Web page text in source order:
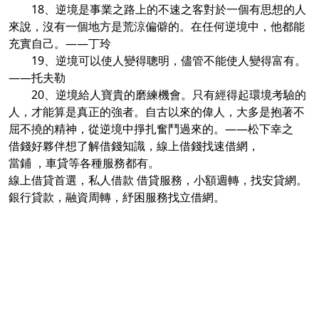
18、逆境是事業之路上的不速之客對於一個有思想的人
來說，沒有一個地方是荒涼偏僻的。在任何逆境中，他都能
充實自己。——丁玲
19、逆境可以使人變得聰明，儘管不能使人變得富有。
——托夫勒
20、逆境給人寶貴的磨練機會。只有經得起環境考驗的
人，才能算是真正的強者。自古以來的偉人，大多是抱著不
屈不撓的精神，從逆境中掙扎奮鬥過來的。——松下幸之
借錢好夥伴想了解借錢知識 ， 線上借錢找速借網 ，
當鋪 ， 車貸等各種服務都有。
線上借貸首選， 私人借款 借貸服務 ， 小額週轉 ，找安貸網。
銀行貸款 ， 融資周轉 ， 紓困服務找立借網。